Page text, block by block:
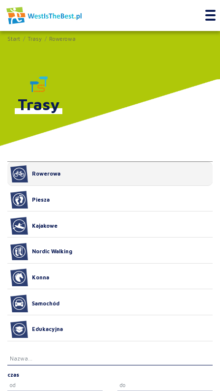
Start Trasy Rowerowa
Trasy
Rowerowa
Piesza
Kajakowe
Nordic Walking
Konna
Samochód
Edukacyjna
czas